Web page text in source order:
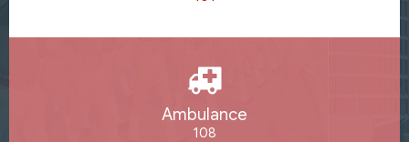
Ambulance
108